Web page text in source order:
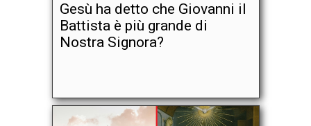
Gesù ha detto che Giovanni il
Battista è più grande di
Nostra Signora?